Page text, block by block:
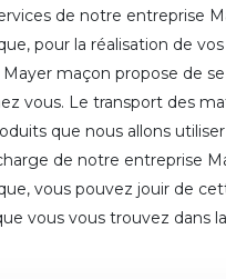
de notre entreprise
pour la réalisation de
maçon propose de
vous. Le transport des
que nous allons utiliser
de notre entreprise
vous pouvez jouir de
vous vous trouvez dans